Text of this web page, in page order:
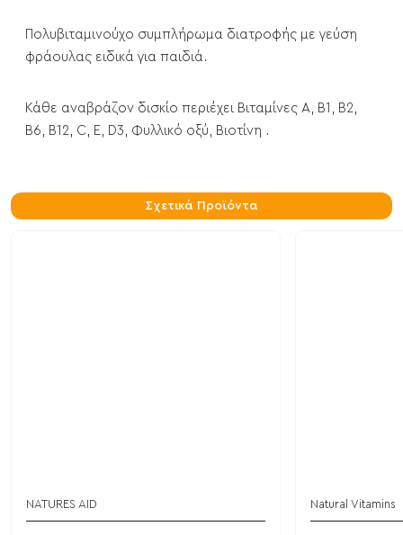
Πολυβιταμινούχο συμπλήρωμα διατροφής με γεύση
φράουλας ειδικά για παιδιά.
Κάθε αναβράζον δισκίο περιέχει Βιταμίνες Α, Β1, Β2,
Β6, Β12, C, E, D3, Φυλλικό οξύ, Βιοτίνη .
Σχετικά Προϊόντα
NATURES AID Natural Vitamins